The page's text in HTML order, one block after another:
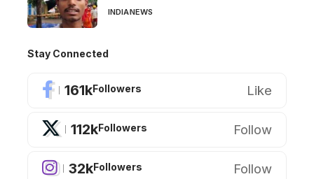
INDIANEWS
Stay Connected
161kFollowers Like
112kFollowers Follow
32kFollowers Follow